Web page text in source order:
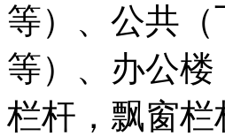
等）、公共
等）、办公
栏杆，飘窗